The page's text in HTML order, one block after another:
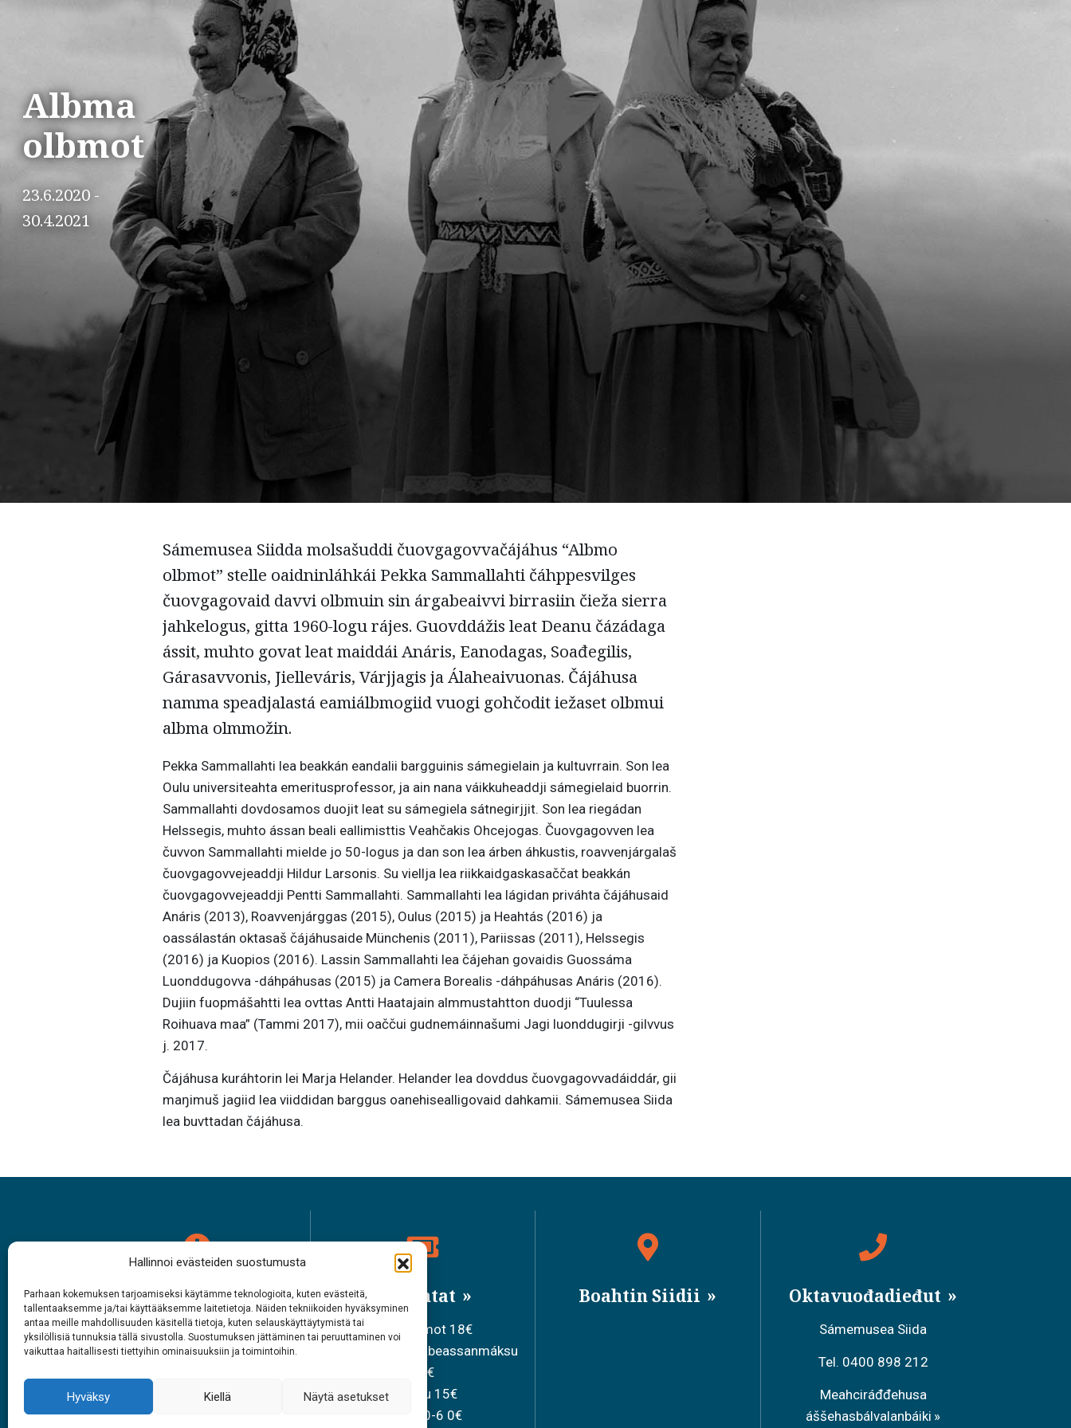
Hallinnoi evästeiden suostumusta
Parhaan kokemuksen tarjoamiseksi käytämme teknologioita, kuten evästeitä,
tallentaaksemme ja/tai käyttääksemme laitetietoja. Näiden tekniikoiden hyväksyminen
antaa meille mahdollisuuden käsitellä tietoja, kuten selauskäyttäytymistä tai
yksilöllisiä tunnuksia tällä sivustolla. Suostumuksen jättäminen tai peruuttaminen voi
vaikuttaa haitallisesti tiettyihin ominaisuuksiin ja toimintoihin.
Hyväksy Kiellä Näytä asetukset
Albma
olbmot
23.6.2020 -
30.4.2021
Sámemusea Siidda molsašuddi čuovgagovvačájáhus “Albmo
olbmot” stelle oaidninláhkái Pekka Sammallahti čáhppesvilges
čuovgagovaid davvi olbmuin sin árgabeaivvi birrasiin čieža sierra
jahkelogus, gitta 1960-logu rájes. Guovddážis leat Deanu čázádaga
ássit, muhto govat leat maiddái Anáris, Eanodagas, Soađegilis,
Gárasavvonis, Jielleváris, Várjjagis ja Álaheaivuonas. Čájáhusa
namma speadjalastá eamiálbmogiid vuogi gohčodit iežaset olbmui
albma olmmožin.
Pekka Sammallahti lea beakkán eandalii bargguinis sámegielain ja kultuvrrain. Son lea
Oulu universiteahta emeritusprofessor, ja ain nana váikkuheaddji sámegielaid buorrin.
Sammallahti dovdosamos duojit leat su sámegiela sátnegirjjit. Son lea riegádan
Helssegis, muhto ássan beali eallimisttis Veahčakis Ohcejogas. Čuovgagovven lea
čuvvon Sammallahti mielde jo 50-logus ja dan son lea árben áhkustis, roavvenjárgalaš
čuovgagovvejeaddji Hildur Larsonis. Su viellja lea riikkaidgaskasaččat beakkán
čuovgagovvejeaddji Pentti Sammallahti. Sammallahti lea lágidan priváhta čájáhusaid
Anáris (2013), Roavvenjárggas (2015), Oulus (2015) ja Heahtás (2016) ja
oassálastán oktasaš čájáhusaide Münchenis (2011), Pariissas (2011), Helssegis
(2016) ja Kuopios (2016). Lassin Sammallahti lea čájehan govaidis Guossáma
Luonddugovva -dáhpáhusas (2015) ja Camera Borealis -dáhpáhusas Anáris (2016).
Dujiin fuopmášahtti lea ovttas Antti Haatajain almmustahtton duodji “Tuulessa
Roihuava maa” (Tammi 2017), mii oaččui gudnemáinnašumi Jagi luonddugirji -gilvvus
j. 2017.
Čájáhusa kuráhtorin lei Marja Helander. Helander lea dovddus čuovgagovvadáiddár, gii
maŋimuš jagiid lea viiddidan barggus oanehisealligovaid dahkamii. Sámemusea Siida
lea buvttadan čájáhusa.
Rabasáiggit
1.6. – 27.9.2026
Juohke beaivve
Bileahtat
Ollesolbmot 18€
Vuoliduvvon sisabeassanmáksu
15€
Joavku 15€
Mánát 0-6 0€
Boahtin Siidii Oktavuođadieđut
Sámemusea Siida
Tel. 0400 898 212
Meahciráđđehusa
áššehasbálvalanbáiki